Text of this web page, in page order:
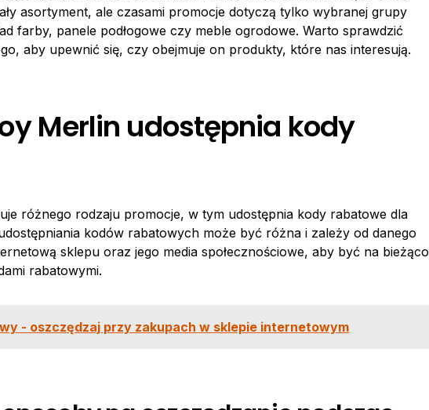
asortyment, ale czasami promocje dotyczą tylko wybranej grupy
farby, panele podłogowe czy meble ogrodowe. Warto sprawdzić
aby upewnić się, czy obejmuje on produkty, które nas interesują.
Merlin udostępnia kody
różnego rodzaju promocje, w tym udostępnia kody rabatowe dla
kodów rabatowych może być różna i zależy od danego
sklepu oraz jego media społecznościowe, aby być na bieżąco
rabatowymi.
- oszczędzaj przy zakupach w sklepie internetowym